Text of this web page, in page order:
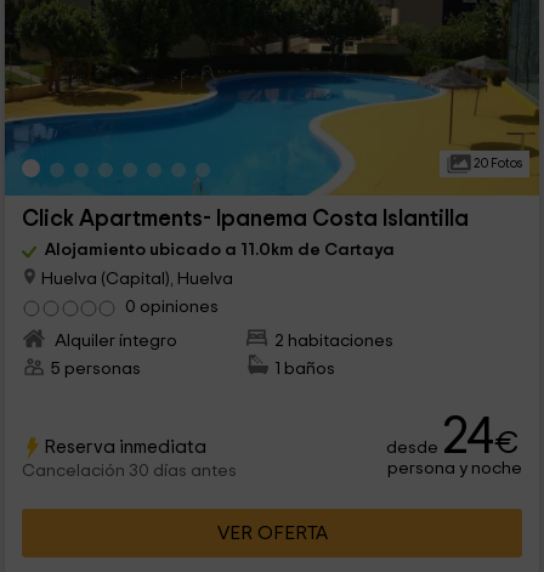
20 Fotos
Click Apartments- Ipanema Costa Islantilla
Alojamiento ubicado a 11.0km de Cartaya
Huelva (Capital), Huelva
0 opiniones
Alquiler íntegro
2 habitaciones
5 personas
1 baños
Reserva inmediata
Cancelación 30 días antes
desde 24€
persona y noche
VER OFERTA